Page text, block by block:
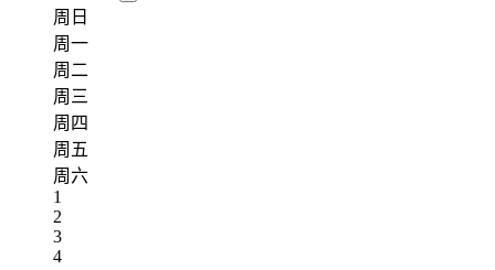
周日
周一
周二
周三
周四
周五
周六
1
2
3
4